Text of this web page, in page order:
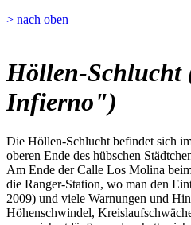
> nach oben
Höllen-Schlucht
Infierno")
Die Höllen-Schlucht befindet sich
oberen Ende des hübschen
Am Ende der Calle Los Molina
die Ranger-Station, wo man den
2009) und viele Warnungen und
Höhenschwindel,